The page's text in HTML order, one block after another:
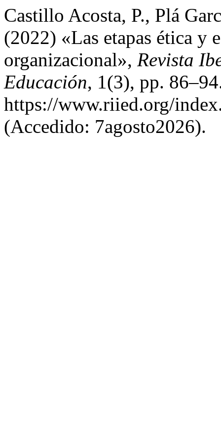
Castillo Acosta, P., Plá
(2022) «Las etapas ética y
organizacional», Revista
Educación, 1(3), pp.
https://www.riied.org/
(Accedido: 7agosto2026).